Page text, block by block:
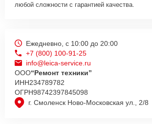
любой сложности с гарантией качества.
г. Смоленск Ново-Московская ул., 2/8
Ежедневно, с 10:00 до 20:00
+7 (800) 100-91-25
info@leica-service.ru
ООО“Ремонт техники”
ИНН234789782
ОГРН98742397845098